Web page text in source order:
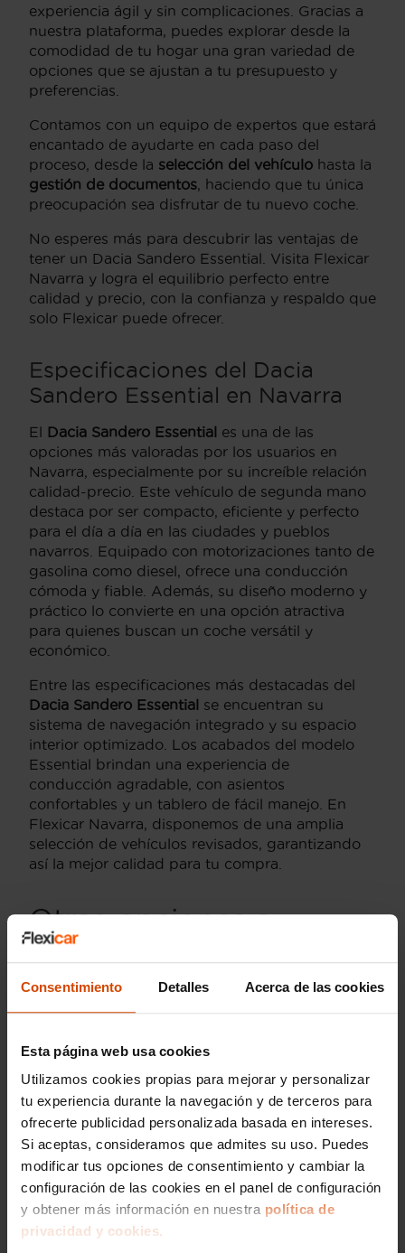
Consentimiento Detalles Acerca de las cookies
Esta página web usa cookies
Utilizamos cookies propias para mejorar y personalizar
tu experiencia durante la navegación y de terceros para
ofrecerte publicidad personalizada basada en intereses.
Si aceptas, consideramos que admites su uso. Puedes
modificar tus opciones de consentimiento y cambiar la
configuración de las cookies en el panel de configuración
y obtener más información en nuestra política de
privacidad y cookies.
experiencia ágil y sin complicaciones. Gracias a
nuestra plataforma, puedes explorar desde la
comodidad de tu hogar una gran variedad de
opciones que se ajustan a tu presupuesto y
preferencias.
Contamos con un equipo de expertos que estará
encantado de ayudarte en cada paso del
proceso, desde la selección del vehículo hasta la
gestión de documentos, haciendo que tu única
preocupación sea disfrutar de tu nuevo coche.
No esperes más para descubrir las ventajas de
tener un Dacia Sandero Essential. Visita Flexicar
Navarra y logra el equilibrio perfecto entre
calidad y precio, con la confianza y respaldo que
solo Flexicar puede ofrecer.
Especificaciones del Dacia
Sandero Essential en Navarra
El Dacia Sandero Essential es una de las
opciones más valoradas por los usuarios en
Navarra, especialmente por su increíble relación
calidad-precio. Este vehículo de segunda mano
destaca por ser compacto, eficiente y perfecto
para el día a día en las ciudades y pueblos
navarros. Equipado con motorizaciones tanto de
gasolina como diesel, ofrece una conducción
cómoda y fiable. Además, su diseño moderno y
práctico lo convierte en una opción atractiva
para quienes buscan un coche versátil y
económico.
Entre las especificaciones más destacadas del
Dacia Sandero Essential se encuentran su
sistema de navegación integrado y su espacio
interior optimizado. Los acabados del modelo
Essential brindan una experiencia de
conducción agradable, con asientos
confortables y un tablero de fácil manejo. En
Flexicar Navarra, disponemos de una amplia
selección de vehículos revisados, garantizando
así la mejor calidad para tu compra.
Otras opciones a
comprar Dacia Sandero
Essential en Navarra
de adquirir unDacia Sandero Essential
populares como elDacia Sandero Stepway. El
Stepway ofrece un diseño más robusto y una
altura al suelo mayor, ideal para quienes buscan
una estética más aventurera o requieren de un
vehículo con mejor adaptabilidad a terrenos
irregulares.
Para aquellos interesados en vehículos más
equipados, el